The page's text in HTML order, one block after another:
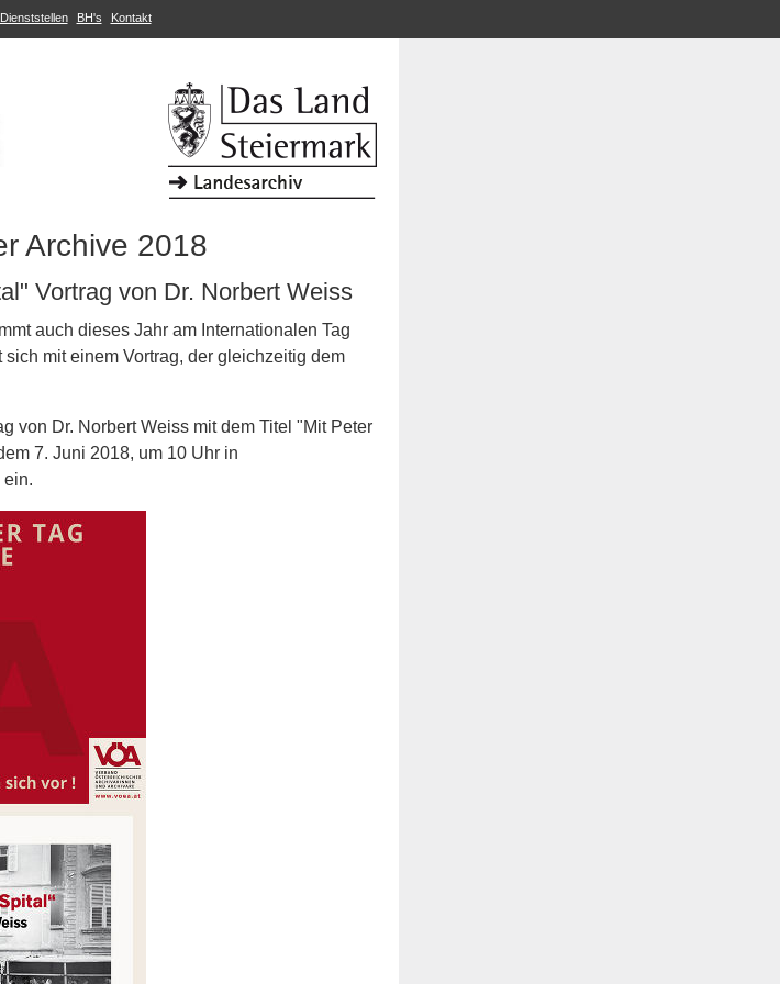
Dienststellen BH's Kontakt
Archive 2018
Vortrag von Dr. Norbert Weiss
auch dieses Jahr am Internationalen Tag
mit einem Vortrag, der gleichzeitig dem
von Dr. Norbert Weiss mit dem Titel "Mit Peter
7. Juni 2018, um 10 Uhr in
ein.